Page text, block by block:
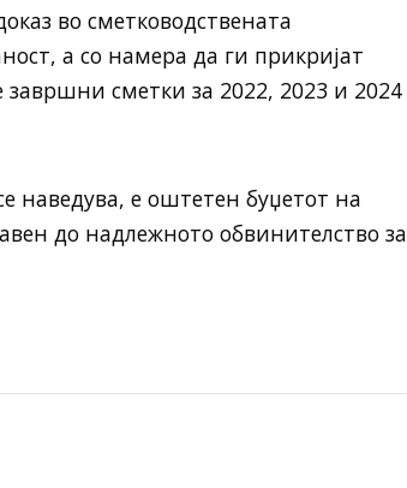
во сметководствената
а со намера да ги прикријат
сметки за 2022, 2023 и 2024
наведува, е оштетен буџетот на
до надлежното обвинителство за